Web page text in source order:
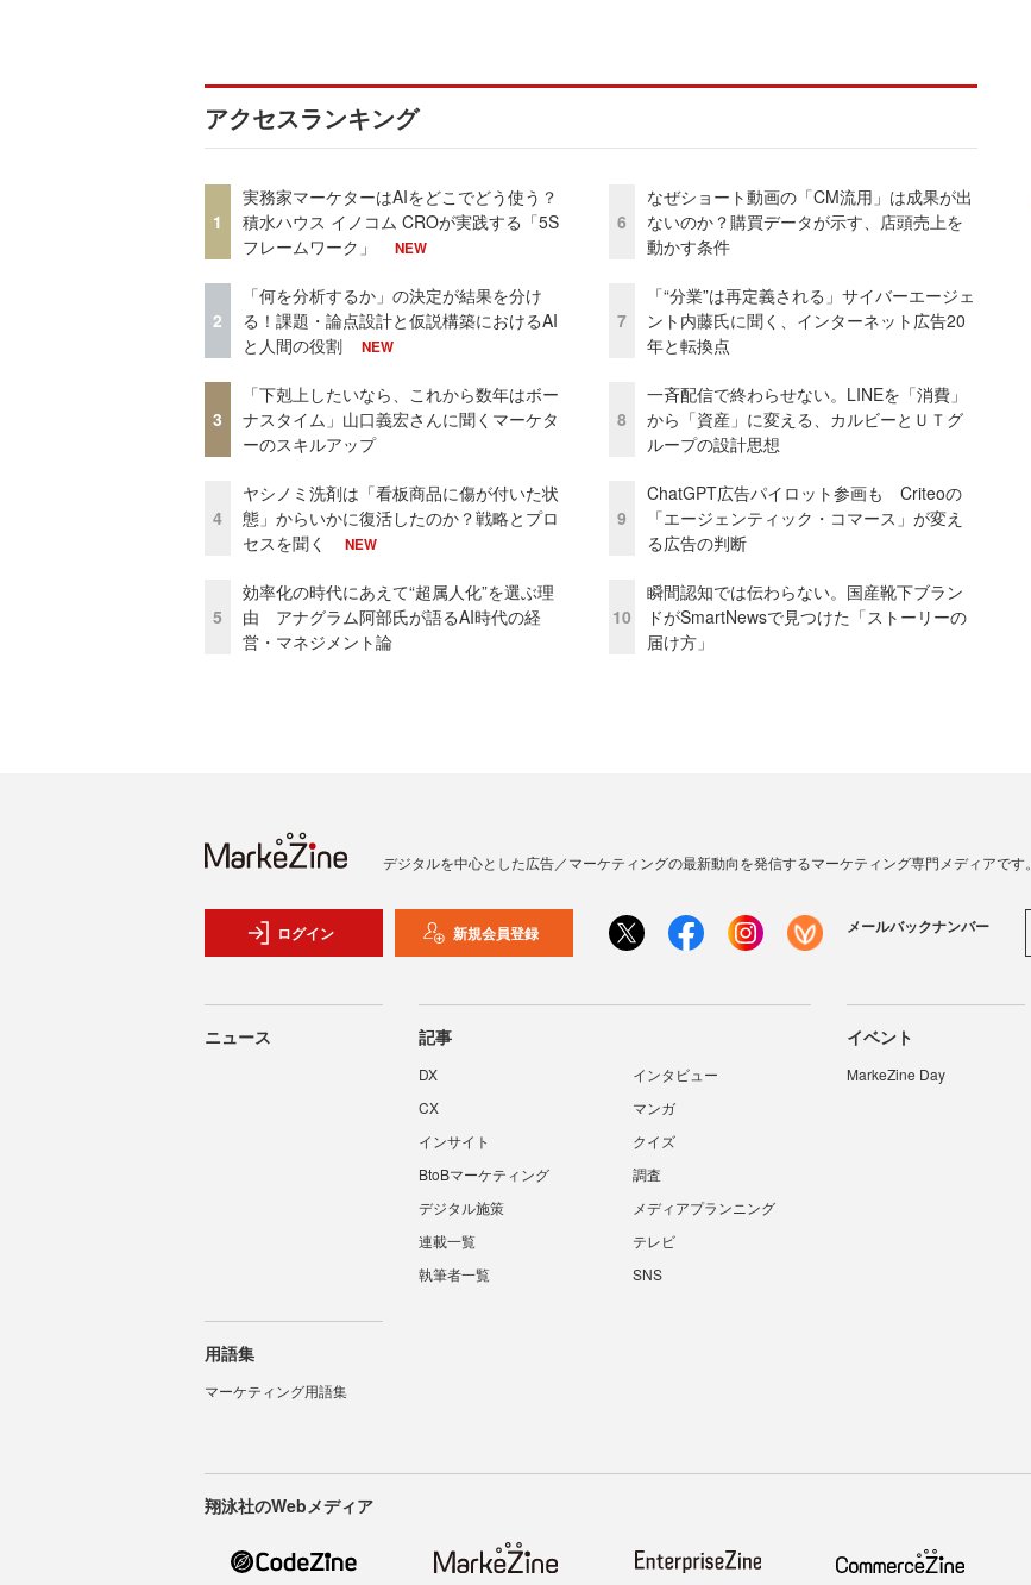
アクセスランキング
1
実務家マーケターはAIをどこでどう使う？
積水ハウス イノコム CROが実践する「5S
フレームワーク」
NEW
2
「何を分析するか」の決定が結果を分け
る！課題・論点設計と仮説構築におけるAI
と人間の役割
NEW
3
「下剋上したいなら、これから数年はボー
ナスタイム」山口義宏さんに聞くマーケタ
ーのスキルアップ
4
ヤシノミ洗剤は「看板商品に傷が付いた状
態」からいかに復活したのか？戦略とプロ
セスを聞く
NEW
5
効率化の時代にあえて“超属人化”を選ぶ理
由 アナグラム阿部氏が語るAI時代の経
営・マネジメント論
6
なぜショート動画の「CM流用」は成果が出
ないのか？購買データが示す、店頭売上を
動かす条件
7
「“分業”は再定義される」サイバーエージェ
ント内藤氏に聞く、インターネット広告20
年と転換点
8
一斉配信で終わらせない。LINEを「消費」
から「資産」に変える、カルビーとＵＴグ
ループの設計思想
9
ChatGPT広告パイロット参画も Criteoの
「エージェンティック・コマース」が変え
る広告の判断
10
瞬間認知では伝わらない。国産靴下ブラン
ドがSmartNewsで見つけた「ストーリーの
届け方」
デジタルを中心とした広告／マーケティングの最新動向を発信するマーケティング専門メディアです。
ログイン 新規会員登録 メールバックナンバー
ニュース 記事
DX
インタビュー
CX
マンガ
インサイト
クイズ
BtoBマーケティング
調査
デジタル施策
メディアプランニング
連載一覧
テレビ
執筆者一覧
SNS
イベント
MarkeZine Day
用語集
マーケティング用語集
翔泳社のWebメディア